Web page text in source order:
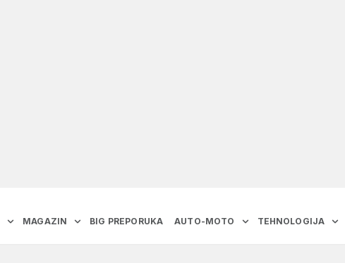
MAGAZIN BIG PREPORUKA AUTO-MOTO TEHNOLOGIJA